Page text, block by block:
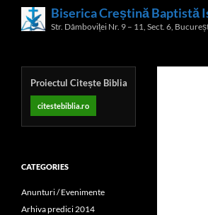
Biserica Creștină Baptistă
Str. Dâmboviței Nr. 9 – 11, Sect. 6,
Search
Proiectul Citește Biblia
citestebiblia.ro
CATEGORIES
Anunturi / Evenimente
Arhiva predici 2014